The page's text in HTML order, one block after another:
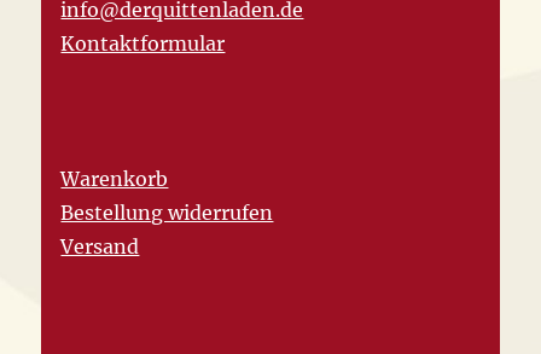
info@derquittenladen.de
Kontaktformular
Warenkorb
Bestellung widerrufen
Versand